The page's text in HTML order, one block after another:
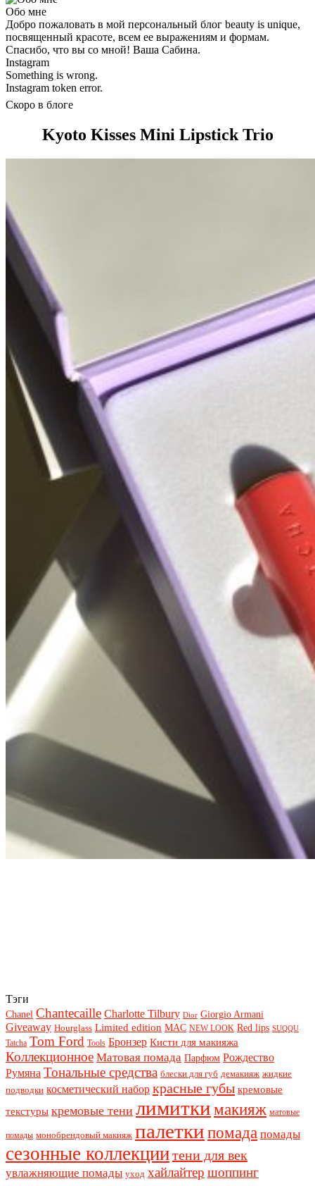
Обо мне
Добро пожаловать в мой персональный блог beauty is unique,
посвященный красоте, всем ее выражениям и формам.
Спасибо, что вы со мной! Ваша Сабина.
Instagram
Something is wrong.
Instagram token error.
Скоро в блоге
Kyoto Kisses Mini Lipstick Trio
Тэги
Chanel Chantecaille Charlotte Tilbury Dior Giorgio Armani
Giveaway Hourglass Limited edition MAC NEW LOOK Red lips SUQQU
Tatcha Tom Ford Tools Бронзер Кисти для макияжа
Коллекционное Матовая помада Парфюм Рождество
Румяна Тональные средства блески для губ демакияж жидкие
подводки косметический набор красные губы кремовые
текстуры кремовые тени лимиткимакияж матовые
помады монобрендовый макияж палеткипомада помады
сезонные коллекциитени для век
увлажняющие помады уход хайлайтер шоппинг